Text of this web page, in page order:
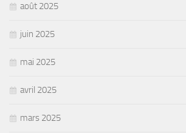
août 2025
juin 2025
mai 2025
avril 2025
mars 2025